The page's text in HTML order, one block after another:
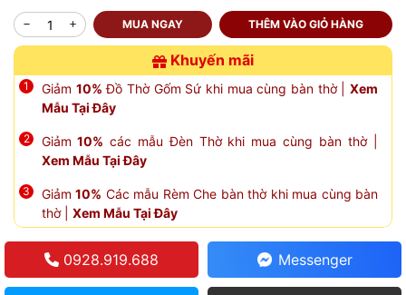
MUA NGAY THÊM VÀO GIỎ HÀNG
Khuyến mãi
Giảm 10% Đồ Thờ Gốm Sứ khi mua cùng bàn thờ |Xem
Mẫu Tại Đây
Giảm 10% các mẫu Đèn Thờ khi mua cùng bàn thờ |
Xem Mẫu Tại Đây
Giảm10% Các mẫu Rèm Che bàn thờ khi mua cùng bàn
thờ | Xem Mẫu Tại Đây
0928.919.688 Messenger